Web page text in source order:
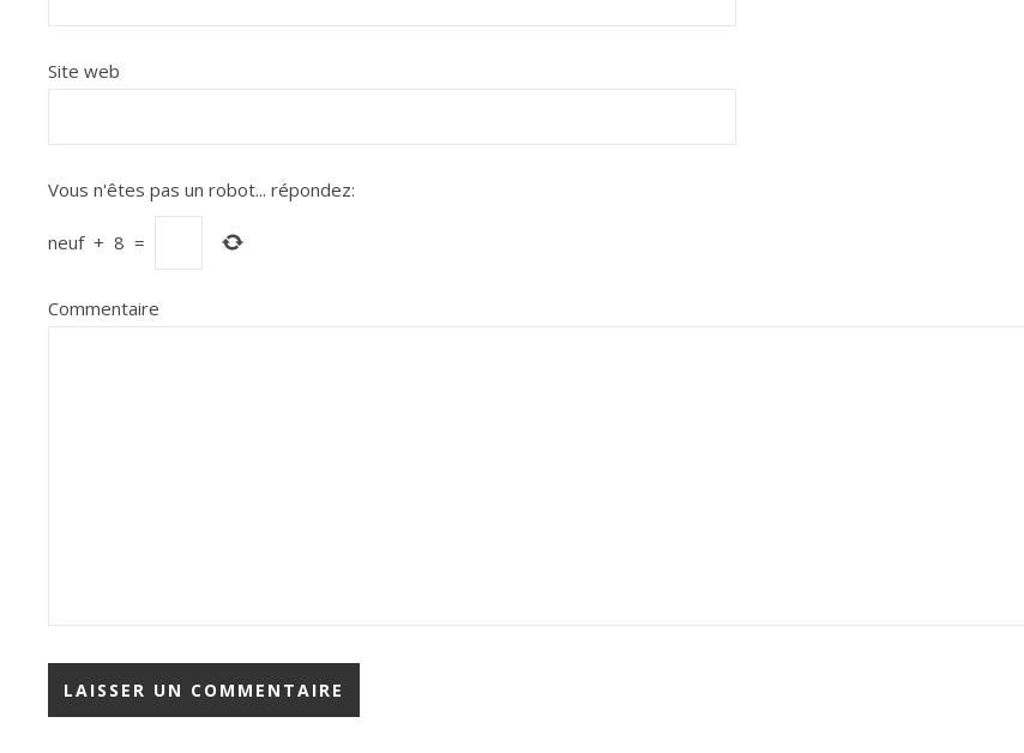
Site web
Vous n'êtes pas un robot... répondez:
neuf + 8 =
Commentaire